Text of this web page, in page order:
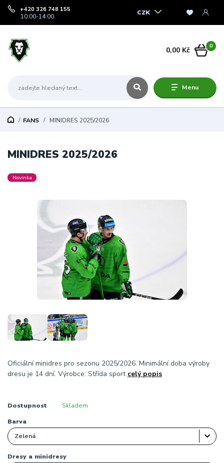
Menu
CZK
+420 326 748 155
10:00-14:00
0
0,00 Kč
FANS MINIDRES 2025/2026
MINIDRES 2025/2026
Novinka
Oficiální minidres pro sezonu 2025/2026. Minimální doba výroby
dresu je 14 dní. Výrobce: Střída sport celý popis
Dostupnost Skladem
Barva
Dresy a minidresy